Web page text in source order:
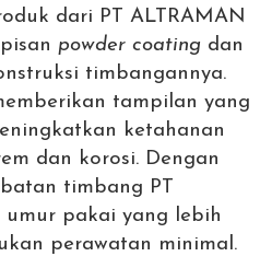
dari PT ALTRAMAN
powder coating dan
timbangannya.
tampilan yang
ketahanan
dan korosi. Dengan
timbang PT
pakai yang lebih
perawatan minimal.